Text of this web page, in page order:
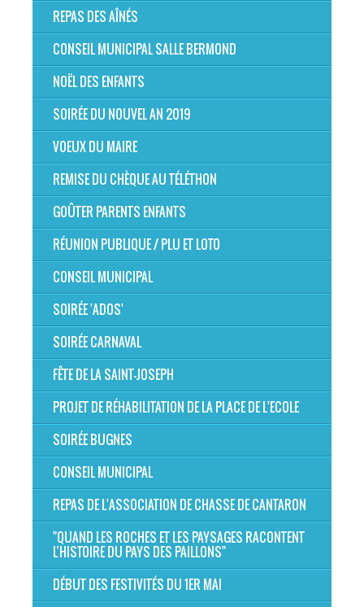
REPAS DES AÎNÉS
CONSEIL MUNICIPAL SALLE BERMOND
NOËL DES ENFANTS
SOIRÉE DU NOUVEL AN 2019
VOEUX DU MAIRE
REMISE DU CHÈQUE AU TÉLÉTHON
GOÛTER PARENTS ENFANTS
RÉUNION PUBLIQUE / PLU ET LOTO
CONSEIL MUNICIPAL
SOIRÉE 'ADOS'
SOIRÉE CARNAVAL
FÊTE DE LA SAINT-JOSEPH
PROJET DE RÉHABILITATION DE LA PLACE DE L'ECOLE
SOIRÉE BUGNES
CONSEIL MUNICIPAL
REPAS DE L'ASSOCIATION DE CHASSE DE CANTARON
"QUAND LES ROCHES ET LES PAYSAGES RACONTENT
L’HISTOIRE DU PAYS DES PAILLONS"
DÉBUT DES FESTIVITÉS DU 1ER MAI